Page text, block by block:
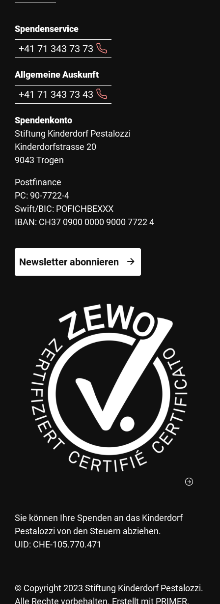
Spendenservice
+41 71 343 73 73
Allgemeine Auskunft
+41 71 343 73 43
Spendenkonto
Stiftung Kinderdorf Pestalozzi
Kinderdorfstrasse 20
9043 Trogen
Postfinance
PC: 90-7722-4
Swift/BIC: POFICHBEXXX
IBAN: CH37 0900 0000 9000 7722 4
Newsletter abonnieren
Sie können Ihre Spenden an das Kinderdorf
Pestalozzi von den Steuern abziehen.
UID: CHE-105.770.471
© Copyright 2023 Stiftung Kinderdorf Pestalozzi.
Alle Rechte vorbehalten. Erstellt mit PRIMER.